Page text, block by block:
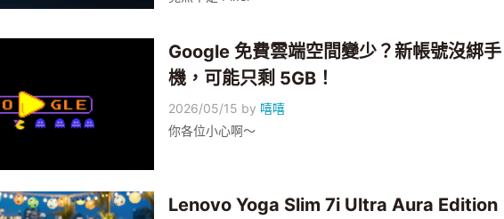
Google 免費雲端空間變少？新帳號沒綁手
機，可能只剩 5GB！
2026/05/15 by 嘻嘻
你各位小心啊～
Lenovo Yoga Slim 7i Ultra Aura Edition